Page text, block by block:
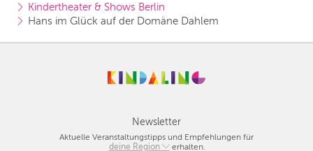
Kindertheater & Shows Berlin
Hans im Glück auf der Domäne Dahlem
Newsletter
Aktuelle Veranstaltungstipps und Empfehlungen für
deine Region
Berlin
erhalten.